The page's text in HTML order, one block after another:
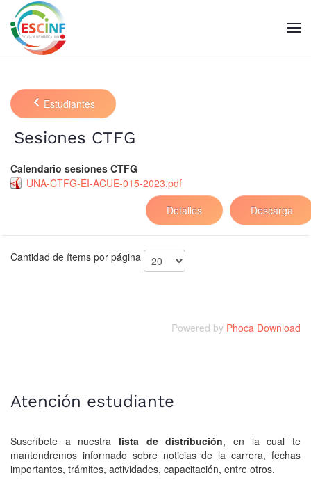
Skip to main content
Estudiantes
Sesiones CTFG
Calendario sesiones CTFG
UNA-CTFG-EI-ACUE-015-2023.pdf
Descarga
Detalles
Cantidad de ítems por página
Powered by Phoca Download
Atención estudiante
Suscríbete a nuestra lista de distribución, en la cual te
mantendremos informado sobre noticias de la carrera, fechas
importantes, trámites, actividades, capacitación, entre otros.